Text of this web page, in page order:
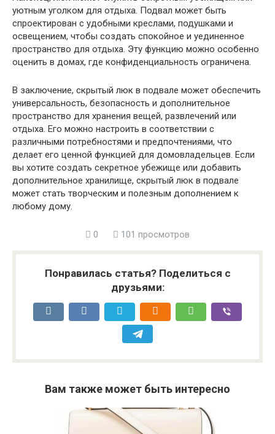
уютным уголком для отдыха. Подвал может быть
спроектирован с удобными креслами, подушками и
освещением, чтобы создать спокойное и уединенное
пространство для отдыха. Эту функцию можно особенно
оценить в домах, где конфиденциальность ограничена.
В заключение, скрытый люк в подвале может обеспечить
универсальность, безопасность и дополнительное
пространство для хранения вещей, развлечений или
отдыха. Его можно настроить в соответствии с
различными потребностями и предпочтениями, что
делает его ценной функцией для домовладельцев. Если
вы хотите создать секретное убежище или добавить
дополнительное хранилище, скрытый люк в подвале
может стать творческим и полезным дополнением к
любому дому.
0 101 просмотров
Понравилась статья? Поделиться с
друзьями:
Вам также может быть интересно